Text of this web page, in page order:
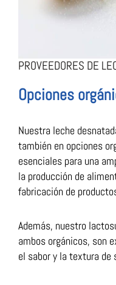
PROVEEDORES DE
Opciones
Nuestra leche
también en opciones
esenciales para una
la producción de
fabricación de
Además, nuestro
ambos orgánicos, son
el sabor y la textura